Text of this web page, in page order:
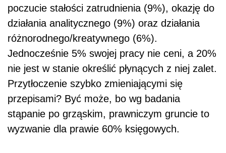
poczucie stałości zatrudnienia (9%), okazję do
działania analitycznego (9%) oraz działania
różnorodnego/kreatywnego (6%).
Jednocześnie 5% swojej pracy nie ceni, a 20%
nie jest w stanie określić płynących z niej zalet.
Przytłoczenie szybko zmieniającymi się
przepisami? Być może, bo wg badania
stąpanie po grząskim, prawniczym gruncie to
wyzwanie dla prawie 60% księgowych.